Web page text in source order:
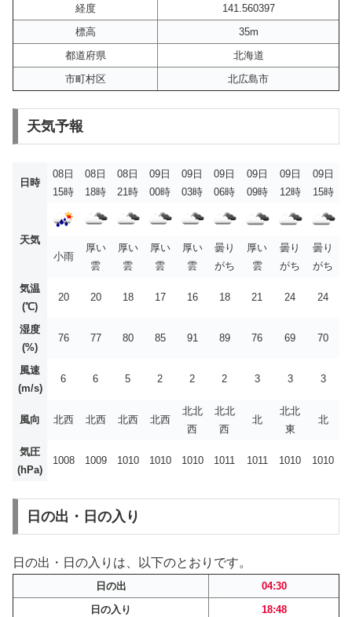
経度
141.560397
標高
35m
都道府県
北海道
市町村区
北広島市
天気予報
日時
08日
15時
08日
18時
08日
21時
09日
00時
09日
03時
09日
06時
09日
09時
09日
12時
09日
15時
天気
小雨
厚い
雲
厚い
雲
厚い
雲
厚い
雲
曇り
がち
厚い
雲
曇り
がち
曇り
がち
気温
(℃)
20 20 18 17 16 18 21 24 24
湿度
(%)
76 77 80 85 91 89 76 69 70
風速
(m/s)
6 6 5 2 2 2 3 3 3
風向 北西 北西 北西 北西
北北
西
北北
西
北
北北
東
北
気圧
(hPa)
1008 1009 1010 1010 1010 1011 1011 1010 1010
日の出・日の入り
日の出・日の入りは、以下のとおりです。
日の出
04:30
日の入り
18:48